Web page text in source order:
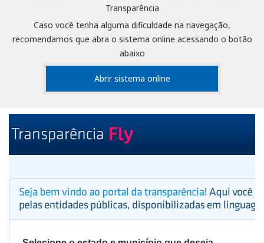
Transparência
Caso você tenha alguma dificuldade na navegação,
recomendamos que abra o sistema online acessando o botão
abaixo
Abrir sistema online